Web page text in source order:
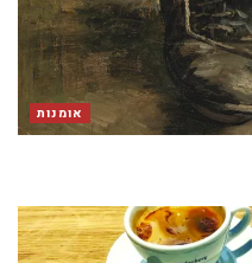
אומנות